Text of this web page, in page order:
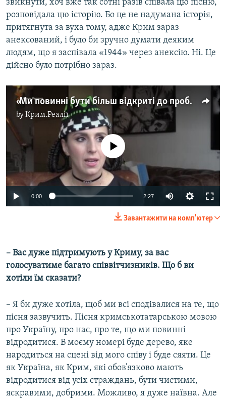
звикнути, хоч вже так сотні разів співала цю пісню,
розповідала цю історію. Бо це не надумана історія,
притягнута за вуха тому, адже Крим зараз
анексований, і було би зручно думати деяким
людям, що я заспівала «1944» через анексію. Ні. Це
дійсно було потрібно зараз.
«Ми повинні бути більш відкриті до проблем інших людей» – Джамала про головні меседжі «1944» (відео)
byКрим.Реалії
No media source currently available
0:00 2:27
Завантажити на комп'ютер
– Вас дуже підтримують у Криму, за вас
голосуватиме багато співвітчизників. Що б ви
хотіли їм сказати?
– Я би дуже хотіла, щоб ми всі сподівалися на те, що
пісня зазвучить. Пісня кримськотатарською мовою
про Україну, про нас, про те, що ми повинні
відродитися. В моєму номері буде дерево, яке
народиться на сцені від мого співу і буде сяяти. Це
як Україна, як Крим, які обов’язково мають
відродитися від усіх страждань, бути чистими,
яскравими, добрими. Можливо, я дуже наївна. Але